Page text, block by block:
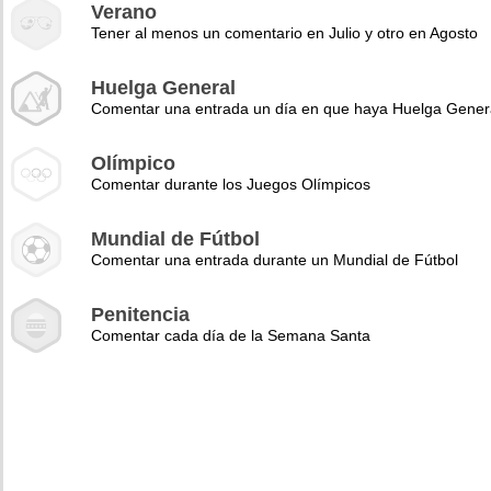
Verano
Tener al menos un comentario en Julio y otro en Agosto
Huelga General
Comentar una entrada un día en que haya Huelga
Olímpico
Comentar durante los Juegos Olímpicos
Mundial de Fútbol
Comentar una entrada durante un Mundial de Fútbol
Penitencia
Comentar cada día de la Semana Santa